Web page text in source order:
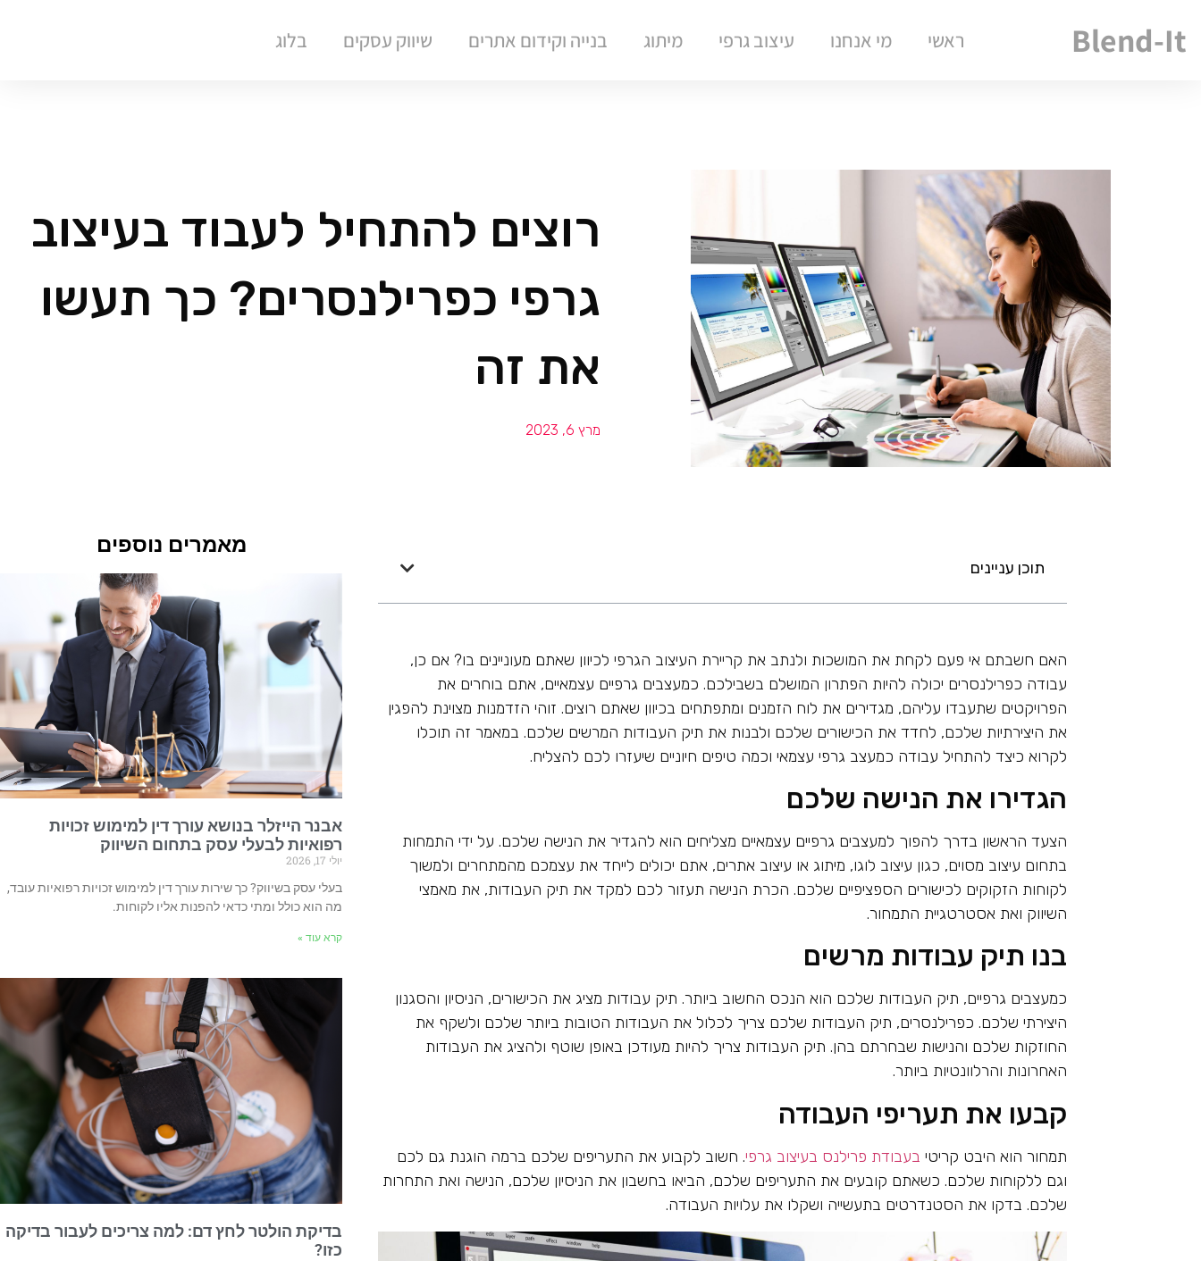
Blend-It ראשי מי אנחנו עיצוב גרפי מיתוג בנייה וקידום אתרים שיווק עסקים בלוג
רוצים להתחיל לעבוד בעיצוב
גרפי כפרילנסרים? כך תעשו
את זה
מרץ 6, 2023
תוכן עניינים
האם חשבתם אי פעם לקחת את המושכות ולנתב את קריירת העיצוב הגרפי לכיוון שאתם מעוניינים בו? אם כן,
עבודה כפרילנסרים יכולה להיות הפתרון המושלם בשבילכם. כמעצבים גרפיים עצמאיים, אתם בוחרים את
הפרויקטים שתעבדו עליהם, מגדירים את לוח הזמנים ומתפתחים בכיוון שאתם רוצים. זוהי הזדמנות מצוינת להפגין
את היצירתיות שלכם, לחדד את הכישורים שלכם ולבנות את תיק העבודות המרשים שלכם. במאמר זה תוכלו
לקרוא כיצד להתחיל עבודה כמעצב גרפי עצמאי וכמה טיפים חיוניים שיעזרו לכם להצליח.
הגדירו את הנישה שלכם
הצעד הראשון בדרך להפוך למעצבים גרפיים עצמאיים מצליחים הוא להגדיר את הנישה שלכם. על ידי התמחות
בתחום עיצוב מסוים, כגון עיצוב לוגו, מיתוג או עיצוב אתרים, אתם יכולים לייחד את עצמכם מהמתחרים ולמשוך
לקוחות הזקוקים לכישורים הספציפיים שלכם. הכרת הנישה תעזור לכם למקד את תיק העבודות, את מאמצי
השיווק ואת אסטרטגיית התמחור.
בנו תיק עבודות מרשים
כמעצבים גרפיים, תיק העבודות שלכם הוא הנכס החשוב ביותר. תיק עבודות מציג את הכישורים, הניסיון והסגנון
היצירתי שלכם. כפרילנסרים, תיק העבודות שלכם צריך לכלול את העבודות הטובות ביותר שלכם ולשקף את
החוזקות שלכם והנישות שבחרתם בהן. תיק העבודות צריך להיות מעודכן באופן שוטף ולהציג את העבודות
האחרונות והרלוונטיות ביותר.
קבעו את תעריפי העבודה
תמחור הוא היבט קריטי בעבודת פרילנס בעיצוב גרפי. חשוב לקבוע את התעריפים שלכם ברמה הוגנת גם לכם
וגם ללקוחות שלכם. כשאתם קובעים את התעריפים שלכם, הביאו בחשבון את הניסיון שלכם, הנישה ואת התחרות
שלכם. בדקו את הסטנדרטים בתעשייה ושקלו את עלויות העבודה.
מאמרים נוספים
אבנר הייזלר בנושא עורך דין למימוש זכויות
רפואיות לבעלי עסק בתחום השיווק
יולי 17, 2026
בעלי עסק בשיווק? כך שירות עורך דין למימוש זכויות רפואיות עובד,
מה הוא כולל ומתי כדאי להפנות אליו לקוחות.
קרא עוד »
בדיקת הולטר לחץ דם: למה צריכים לעבור בדיקה
כזו?